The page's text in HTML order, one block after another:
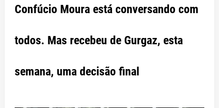
Confúcio Moura está conversando com
todos. Mas recebeu de Gurgaz, esta
semana, uma decisão final